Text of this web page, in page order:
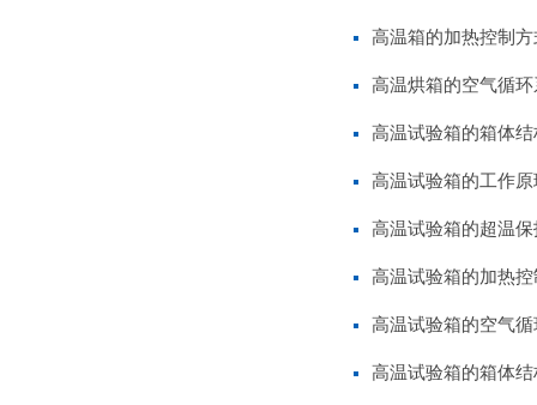
高温箱的加热控制方
高温烘箱的空气循
高温试验箱的箱体
高温试验箱的工作原
高温试验箱的超温
高温试验箱的加热
高温试验箱的空气
高温试验箱的箱体